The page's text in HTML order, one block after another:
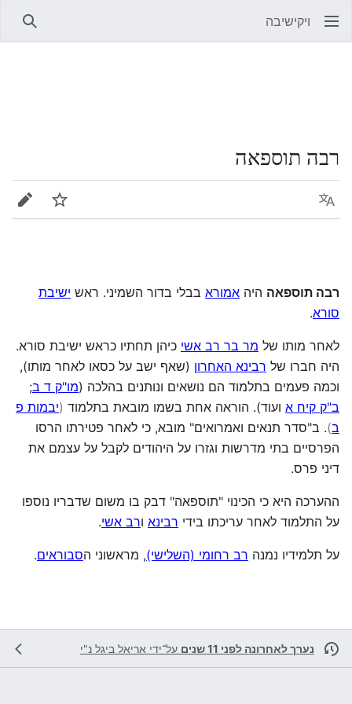
ויקישיבה
רבה תוספאה
שפה מעקב
רבה תוספאה היה אמורא בבלי בדור השמיני. ראש ישיבת
סורא.
לאחר מותו של מר בר רב אשי כיהן תחתיו כראש ישיבת סורא.
היה חברו של רבינא האחרון (שאף ישב על כסאו לאחר מותו),
וכמה פעמים בתלמוד הם נושאים ונותנים בהלכה (מו"ק ד ב;
ב"ק קיח א ועוד). הוראה אחת בשמו מובאת בתלמוד (יבמות פ
ב). ב"סדר תנאים ואמרואים" מובא, כי לאחר פטירתו הרסו
הפרסיים בתי מדרשות וגזרו על היהודים לקבל על עצמם את
דיני פרס.
ההערכה היא כי הכינוי "תוספאה" דבק בו משום שדבריו נוספו
על התלמוד לאחר עריכתו בידי רבינא ורב אשי.
על תלמידיו נמנה רב רחומי (השלישי), מראשוני הסבוראים.
נערך לאחרונה לפני 11 שנים על־ידי אריאל ביגל נ"י